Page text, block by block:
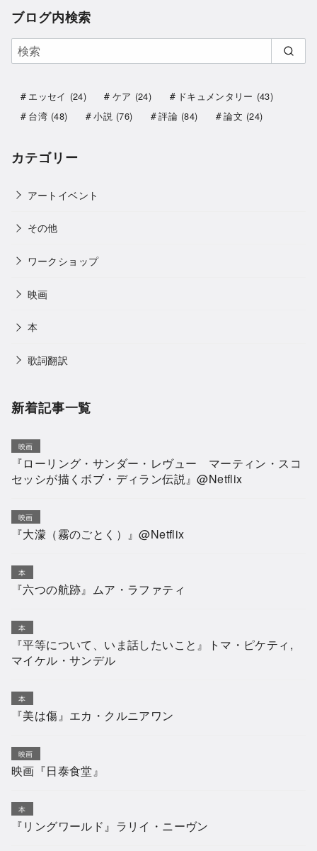
ブログ内検索
エッセイ (24) ケア (24) ドキュメンタリー (43)
台湾 (48) 小説 (76) 評論 (84) 論文 (24)
カテゴリー
アートイベント
その他
ワークショップ
映画
本
歌詞翻訳
新着記事一覧
映画
『ローリング・サンダー・レヴュー マーティン・スコ
セッシが描くボブ・ディラン伝説』@Netflix
映画
『大濛（霧のごとく）』@Netflix
本
『六つの航跡』ムア・ラファティ
本
『平等について、いま話したいこと』トマ・ピケティ,
マイケル・サンデル
本
『美は傷』エカ・クルニアワン
映画
映画『日泰食堂』
本
『リングワールド』ラリイ・ニーヴン